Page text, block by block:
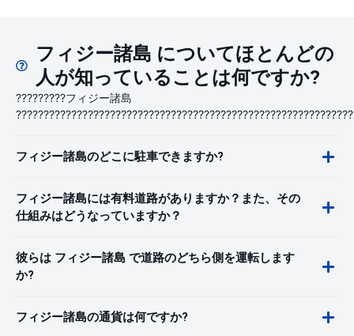
フィジー諸島 についてほとんどの
人が知っていることは何ですか?
?????????フィジー諸島
フィジー諸島のどこに駐車できますか?
フィジー諸島には有料道路がありますか？また、その
仕組みはどうなっていますか？
彼らは フィジー諸島 で道路のどちら側を運転します
か?
フィジー諸島の通貨は何ですか?